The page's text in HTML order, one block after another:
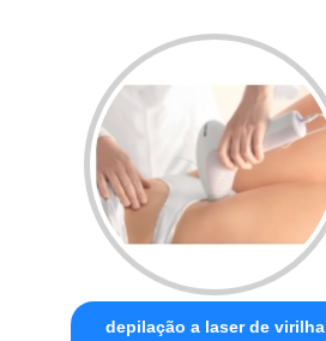
depilação a laser de virilha